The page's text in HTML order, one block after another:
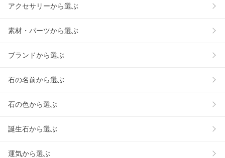
アクセサリーから選ぶ
素材・パーツから選ぶ
ブランドから選ぶ
石の名前から選ぶ
石の色から選ぶ
誕生石から選ぶ
運気から選ぶ